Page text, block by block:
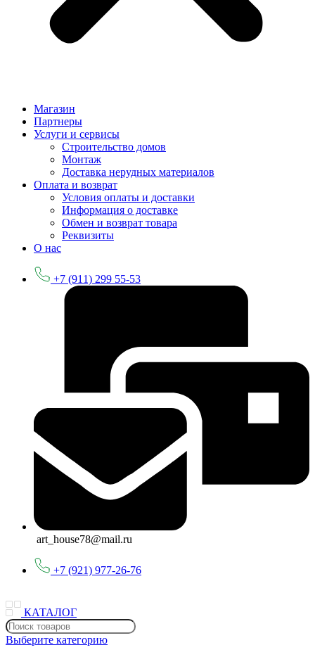
Магазин
Партнеры
Услуги и сервисы
Строительство домов
Монтаж
Доставка нерудных материалов
Оплата и возврат
Условия оплаты и доставки
Информация о доставке
Обмен и возврат товара
Реквизиты
О нас
+7 (911) 299 55-53
art_house78@mail.ru
+7 (921) 977-26-76
КАТАЛОГ
Выберите категорию